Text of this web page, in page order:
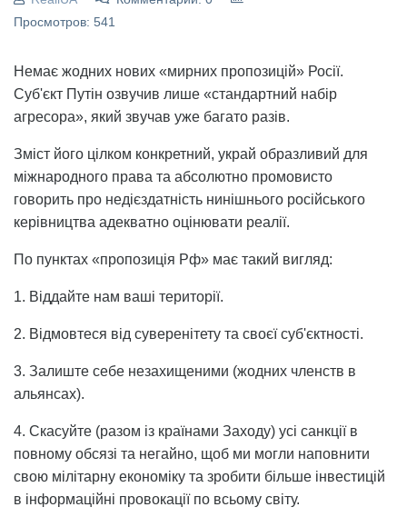
Просмотров: 541
Немає жодних нових «мирних пропозицій» Росії.
Суб'єкт Путін озвучив лише «стандартний набір
агресора», який звучав уже багато разів.
Зміст його цілком конкретний, украй образливий для
міжнародного права та абсолютно промовисто
говорить про недієздатність нинішнього російського
керівництва адекватно оцінювати реалії.
По пунктах «пропозиція Рф» має такий вигляд:
1. Віддайте нам ваші території.
2. Відмовтеся від суверенітету та своєї суб'єктності.
3. Залиште себе незахищеними (жодних членств в
альянсах).
4. ⁠Скасуйте (разом із країнами Заходу) усі санкції в
повному обсязі та негайно, щоб ми могли наповнити
свою мілітарну економіку та зробити більше інвестицій
в інформаційні провокації по всьому світу.